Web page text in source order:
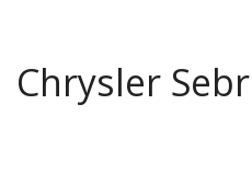
Chrysler